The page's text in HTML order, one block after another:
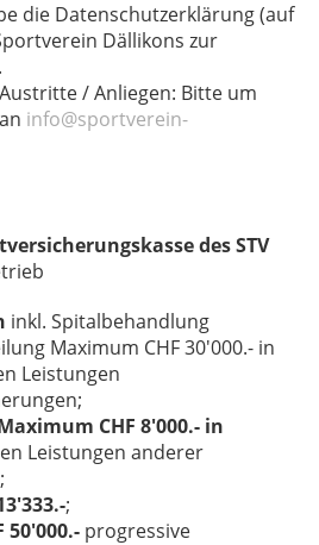
die Datenschutzerklärung (auf
Dällikons zur
/ Anliegen: Bitte um
info@sportverein-
des STV
inkl. Spitalbehandlung
Maximum CHF 30'000.- in
Leistungen
CHF 8'000.- in
Leistungen anderer
;
progressive